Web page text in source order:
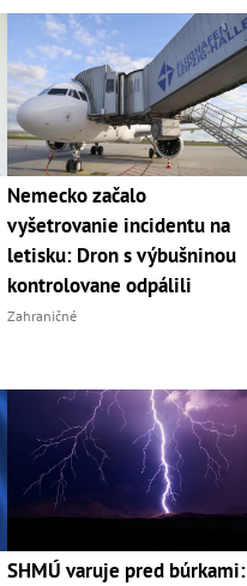
Nemecko začalo
vyšetrovanie incidentu na
letisku: Dron s výbušninou
kontrolovane odpálili
Zahraničné
SHMÚ varuje pred búrkami: